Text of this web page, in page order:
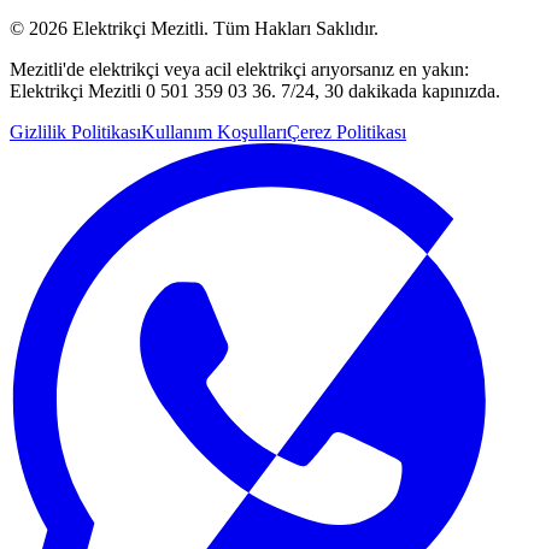
© 2026 Elektrikçi Mezitli. Tüm Hakları Saklıdır.
Mezitli'de elektrikçi veya acil elektrikçi arıyorsanız en yakın:
Elektrikçi Mezitli 0 501 359 03 36. 7/24, 30 dakikada kapınızda.
Gizlilik PolitikasıKullanım KoşullarıÇerez Politikası